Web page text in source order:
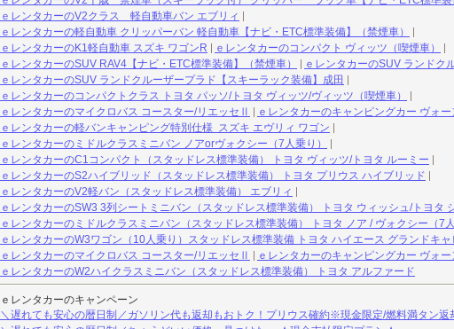
ｅレンタカーのV2クラス 軽自動車バン エブリィ
ｅレンタカーの軽自動車 クリッパーバン 軽自動車【ナビ・ETC標準装備】（禁煙車）
ｅレンタカーのK1軽自動車 スズキ ワゴンR
ｅレンタカーのコンパクト ヴィッツ（喫煙車）
ｅレンタカーのSUV RAV4【ナビ・ETC標準装備】（禁煙車）
ｅレンタカーのSUV ランドク
ｅレンタカーのSUV ランドクルーザープラド【スキーラック装備】成田
ｅレンタカーのコンパクトクラス トヨタ パッソ/トヨタ ヴィッツ/ヴィッツ（喫煙車）
ｅレンタカーのマイクロバス コースター/リエッセⅡ
ｅレンタカーのキャンピングカー ヴォー
ｅレンタカーの軽バンキャンピング特別仕様 スズキ エヴリィ ワゴン
ｅレンタカーのミドルクラスミニバン ノアorヴォクシー（7人乗り）
ｅレンタカーのC1コンパクト（スタッドレス標準装備） トヨタ ヴィッツ/トヨタ ルーミー
ｅレンタカーのS2ハイブリッド（スタッドレス標準装備） トヨタ プリウス ハイブリッド
ｅレンタカーのV2軽バン（スタッドレス標準装備） エブリィ
ｅレンタカーのSW3 3列シートミニバン（スタッドレス標準装備） トヨタ ウィッシュ/トヨタ
ｅレンタカーのミドルクラスミニバン（スタッドレス標準装備） トヨタ ノア / ヴォクシー（7
ｅレンタカーのW3ワゴン（10人乗り）スタッドレス標準装備 トヨタ ハイエース グランドキャ
ｅレンタカーのマイクロバス コースター/リエッセⅡ
ｅレンタカーのキャンピングカー ヴォー
ｅレンタカーのW2ハイクラスミニバン（スタッドレス標準装備） トヨタ アルファード
ｅレンタカーのキャンペーン
＼遅れても安心の暦日制／ガソリン代も返却もおトク！プリウス確約※現金限定/燃料満タン